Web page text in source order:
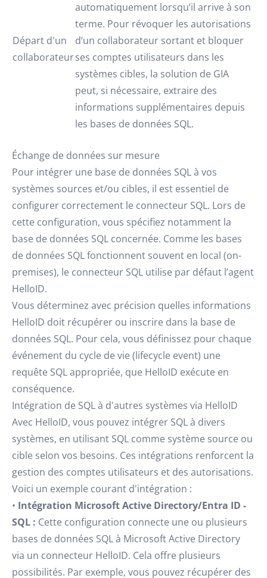
Départ d'un
collaborateur
automatiquement lorsqu’il arrive à son
terme. Pour révoquer les autorisations
d’un collaborateur sortant et bloquer
ses comptes utilisateurs dans les
systèmes cibles, la solution de GIA
peut, si nécessaire, extraire des
informations supplémentaires depuis
les bases de données SQL.
Échange de données sur mesure
Pour intégrer une base de données SQL à vos
systèmes sources et/ou cibles, il est essentiel de
configurer correctement le connecteur SQL. Lors de
cette configuration, vous spécifiez notamment la
base de données SQL concernée. Comme les bases
de données SQL fonctionnent souvent en local (on-
premises), le connecteur SQL utilise par défaut l’agent
HelloID.
Vous déterminez avec précision quelles informations
HelloID doit récupérer ou inscrire dans la base de
données SQL. Pour cela, vous définissez pour chaque
événement du cycle de vie (lifecycle event) une
requête SQL appropriée, que HelloID exécute en
conséquence.
Intégration de SQL à d'autres systèmes via HelloID
Avec HelloID, vous pouvez intégrer SQL à divers
systèmes, en utilisant SQL comme système source ou
cible selon vos besoins. Ces intégrations renforcent la
gestion des comptes utilisateurs et des autorisations.
Voici un exemple courant d'intégration :
• Intégration Microsoft Active Directory/Entra ID -
SQL : Cette configuration connecte une ou plusieurs
bases de données SQL à Microsoft Active Directory
via un connecteur HelloID. Cela offre plusieurs
possibilités. Par exemple, vous pouvez récupérer des